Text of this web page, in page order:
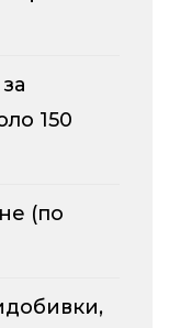
150
(по